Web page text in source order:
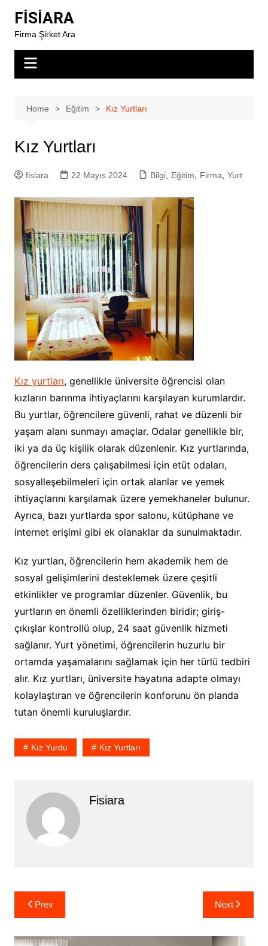
content
FİSİARA
Firma Şirket Ara
Home Eğitim Kız Yurtları
Kız Yurtları
fisiara 22 Mayıs 2024 Bilgi, Eğitim Firma Yurt
Kız yurtları, genellikle üniversite öğrencisi olan
kızların barınma ihtiyaçlarını karşılayan kurumlardır.
Bu yurtlar, öğrencilere güvenli, rahat ve düzenli bir
yaşam alanı sunmayı amaçlar. Odalar genellikle bir,
iki ya da üç kişilik olarak düzenlenir. Kız yurtlarında,
öğrencilerin ders çalışabilmesi için etüt odaları,
sosyalleşebilmeleri için ortak alanlar ve yemek
ihtiyaçlarını karşılamak üzere yemekhaneler bulunur.
Ayrıca, bazı yurtlarda spor salonu, kütüphane ve
internet erişimi gibi ek olanaklar da sunulmaktadır.
Kız yurtları, öğrencilerin hem akademik hem de
sosyal gelişimlerini desteklemek üzere çeşitli
etkinlikler ve programlar düzenler. Güvenlik, bu
yurtların en önemli özelliklerinden biridir; giriş-
çıkışlar kontrollü olup, 24 saat güvenlik hizmeti
sağlanır. Yurt yönetimi, öğrencilerin huzurlu bir
ortamda yaşamalarını sağlamak için her türlü tedbiri
alır. Kız yurtları, üniversite hayatına adapte olmayı
kolaylaştıran ve öğrencilerin konforunu ön planda
tutan önemli kuruluşlardır.
Kız Yurdu Kız Yurtları
Fisiara
Yazı
gezinmesi
Prev Next